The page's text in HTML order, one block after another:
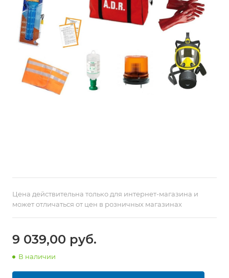
Цена действительна только для интернет-магазина и
может отличаться от цен в розничных магазинах
9 039,00 руб.
В наличии